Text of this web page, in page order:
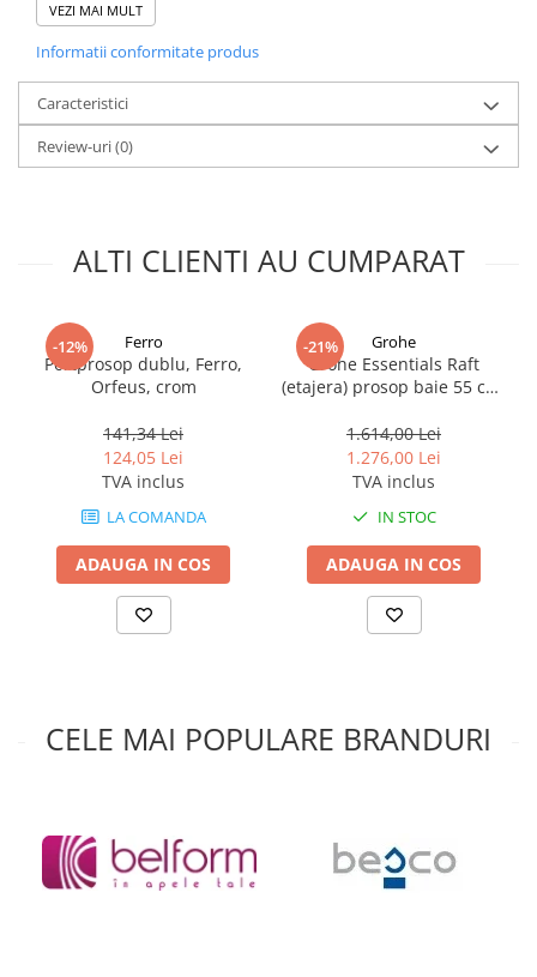
*Fotografia are un caracter informativ și poate conține accesorii
neincluse în pachetul standard; unele specificații ale produsului
pot fi modificate de către producător fără preaviz, sau pot
conține erori de operare.
VEZI MAI MULT
Informatii conformitate produs
Caracteristici
Review-uri(0)
ALTI CLIENTI AU CUMPARAT
-12% Ferro
Portprosop dublu, Ferro,
Orfeus, crom
141,34 Lei
124,05 Lei
TVA inclus
LA COMANDA
ADAUGA IN COS
-21% Grohe
Grohe Essentials Raft
(etajera) prosop baie 55 cm,
graphite)
1.614,00 Lei
1.276,00 Lei
TVA inclus
IN STOC
ADAUGA IN COS
CELE MAI POPULARE BRANDURI